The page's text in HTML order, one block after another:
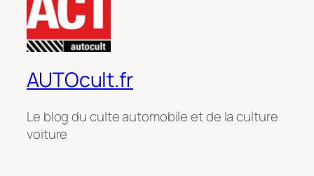
AUTOcult.fr
Le blog du culte automobile et de la culture
voiture